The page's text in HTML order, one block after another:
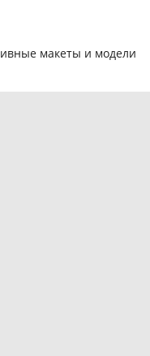
макеты и модели